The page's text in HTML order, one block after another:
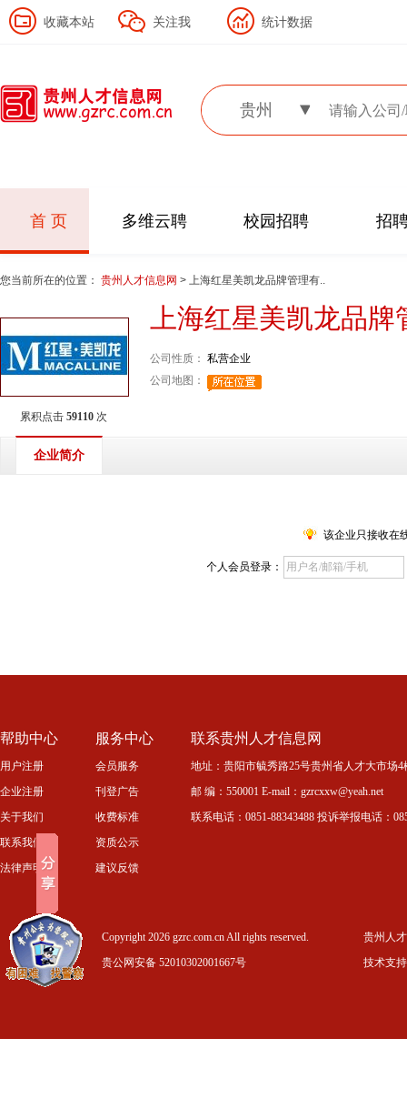
收藏本站 关注我 统计数据
贵州
首 页 多维云聘 校园招聘 招
您当前所在的位置： 贵州人才信息网 > 上海红星美凯龙品牌管理有..
累积点击 59110 次
上海红星美凯龙品
公司性质： 私营企业
公司地图：
企业简介
该企业只接收在
个人会员登录：
帮助中心
用户注册
企业注册
关于我们
联系我们
法律声明
服务中心
会员服务
刊登广告
收费标准
资质公示
建议反馈
联系贵州人才信息网
地址：贵阳市毓秀路25号贵州省人才大市场
邮 编：550001 E-mail：gzrcxxw@yeah.net
联系电话：0851-88343488 投诉举报电话：
Copyright 2026 gzrc.com.cn All rights reserved.
贵公网安备 52010302001667号
贵州人
技术支